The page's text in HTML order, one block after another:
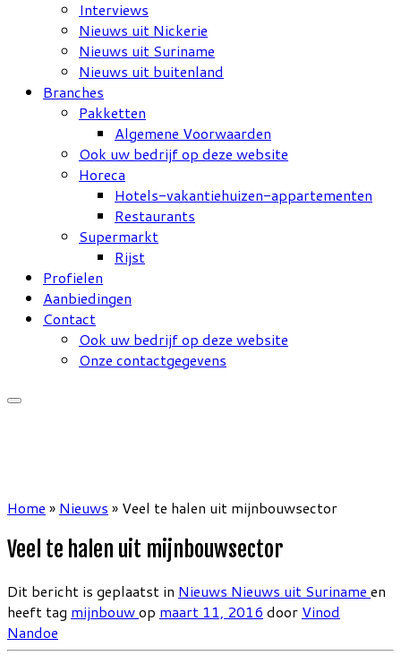
Interviews
Nieuws uit Nickerie
Nieuws uit Suriname
Nieuws uit buitenland
Branches
Pakketten
Algemene Voorwaarden
Ook uw bedrijf op deze website
Horeca
Hotels-vakantiehuizen-appartementen
Restaurants
Supermarkt
Rijst
Profielen
Aanbiedingen
Contact
Ook uw bedrijf op deze website
Onze contactgegevens
Home » Nieuws » Veel te halen uit mijnbouwsector
Veel te halen uit mijnbouwsector
Dit bericht is geplaatst in Nieuws Nieuws uit Suriname en
heeft tag mijnbouwop maart 11, 2016 door Vinod
Nandoe